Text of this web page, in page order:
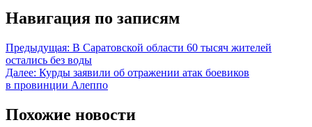
Навигация по записям
Предыдущая: В Саратовской области 60 тысяч жителей
остались без воды
Далее: Курды заявили об отражении атак боевиков
в провинции Алеппо
Похожие новости